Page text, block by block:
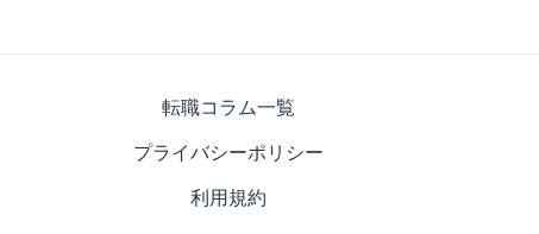
転職コラム一覧
プライバシーポリシー
利用規約